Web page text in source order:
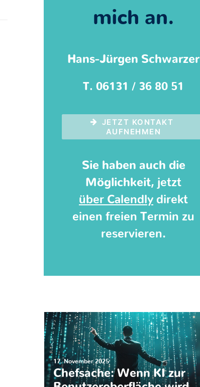
mich an.
Hans-Jürgen Schwarzer
T. 06131 / 36 80 51
JETZT KONTAKT
AUFNEHMEN
Sie haben auch die
Möglichkeit, jetzt
über Calendly direkt
einen freien Termin zu
reservieren.
17. November 2025
Chefsache: Wenn KI zur